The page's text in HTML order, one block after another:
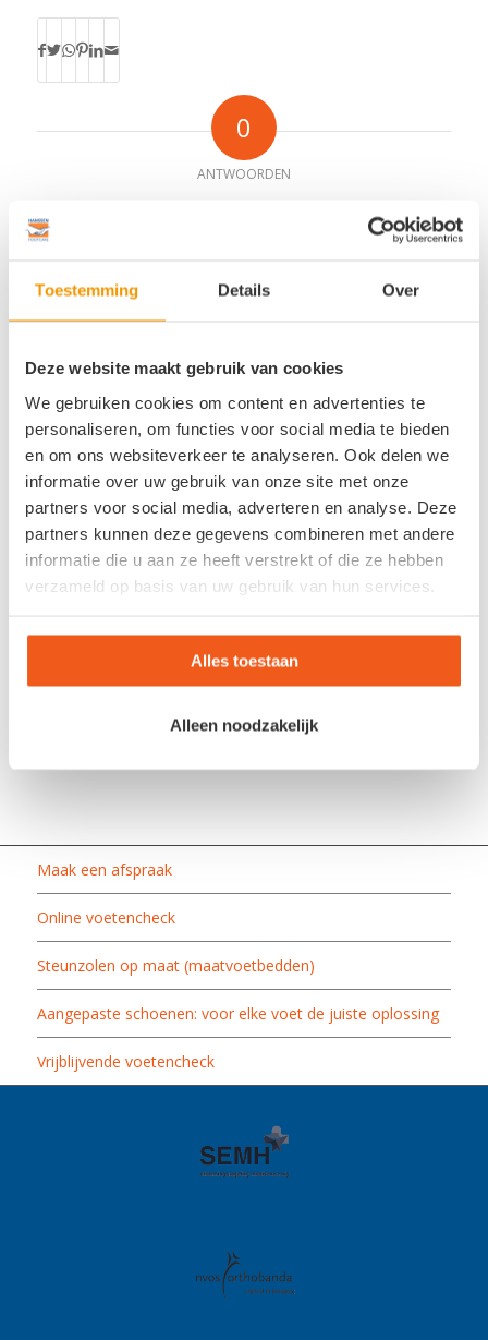
Toestemming Details Over
Deze website maakt gebruik van cookies
We gebruiken cookies om content en advertenties te
personaliseren, om functies voor social media te bieden
en om ons websiteverkeer te analyseren. Ook delen we
informatie over uw gebruik van onze site met onze
partners voor social media, adverteren en analyse. Deze
partners kunnen deze gegevens combineren met andere
informatie die u aan ze heeft verstrekt of die ze hebben
verzameld op basis van uw gebruik van hun services.
Alles toestaan
Alleen noodzakelijk
0
ANTWOORDEN
Plaats een Reactie
E-mail
Maak een afspraak
Online voetencheck
Steunzolen op maat (maatvoetbedden)
Aangepaste schoenen: voor elke voet de juiste oplossing
Vrijblijvende voetencheck